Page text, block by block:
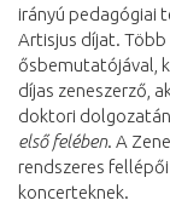
irányú pedagógiai
Artisjus díjat. Több
ősbemutatójával,
díjas zeneszerző,
doktori
első felében. A
rendszeres
koncerteknek.